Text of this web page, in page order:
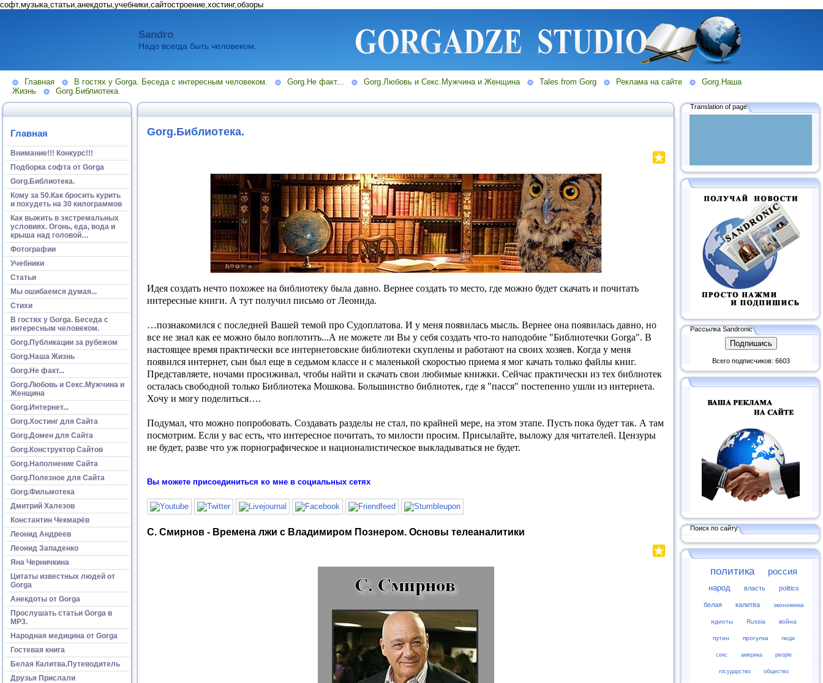
софт,музыка,статьи,анекдоты,учебники,сайтостроение,хостинг,обзоры
Sandro
Надо всегда быть человеком.
Главная В гостях у Gorga. Беседа с интересным человеком. Gorg.Не факт... Gorg.Любовь и Секс.Мужчина и Женщина Tales from Gorg Реклама на сайте
Gorg.Наша
Жизнь
Gorg.Библиотека.
Главная
Внимание!!! Конкурс!!!
Подборка софта от Gorga
Gorg.Библиотека.
Кому за 50.Как бросить курить
и похудеть на 30 килограммов
Как выжить в экстремальных
условиях. Огонь, еда, вода и
крыша над головой…
Фотографии
Учебники
Статьи
Мы ошибаемся думая...
Стихи
В гостях у Gorga. Беседа с
интересным человеком.
Gorg.Публикации за рубежом
Gorg.Наша Жизнь
Gorg.Не факт...
Gorg.Любовь и Секс.Мужчина и
Женщина
Gorg.Интернет...
Gorg.Хостинг для Сайта
Gorg.Домен для Сайта
Gorg.Конструктор Сайтов
Gorg.Наполнение Сайта
Gorg.Полезное для Сайта
Gorg.Фильмотека
Дмитрий Халезов
Константин Чекмарёв
Леонид Андреев
Леонид Западенко
Яна Черничкина
Цитаты известных людей от
Gorga
Анекдоты от Gorga
Прослушать статьи Gorga в
МР3.
Народная медицина от Gorga
Гостевая книга
Белая Калитва.Путеводитель
Друзья Прислали
Gorg.Библиотека.
Идея создать нечто похожее на библиотеку была давно. Вернее создать то место, где можно будет скачать и почитать
интересные книги. А тут получил письмо от Леонида.
…познакомился с последней Вашей темой про Судоплатова. И у меня появилась мысль. Вернее она появилась давно, но
все не знал как ее можно было воплотить...А не можете ли Вы у себя создать что-то наподобие "Библиотечки Gorga". В
настоящее время практически все интернетовские библиотеки скуплены и работают на своих хозяев. Когда у меня
появился интернет, сын был еще в седьмом классе и с маленькой скоростью приема я мог качать только файлы книг.
Представляете, ночами просиживал, чтобы найти и скачать свои любимые книжки. Сейчас практически из тех библиотек
осталась свободной только Библиотека Мошкова. Большинство библиотек, где я "пасся" постепенно ушли из интернета.
Хочу и могу поделиться….
Подумал, что можно попробовать. Создавать разделы не стал, по крайней мере, на этом этапе. Пусть пока будет так. А там
посмотрим. Если у вас есть, что интересное почитать, то милости просим. Присылайте, выложу для читателей. Цензуры
не будет, разве что уж порнографическое и националистическое выкладываться не будет.
Вы можете присоединиться ко мне в социальных сетях
С. Смирнов - Времена лжи с Владимиром Познером. Основы телеаналитики
Translation of page
Рассылка Sandronic
Всего подписчиков: 6603
Поиск по сайту
политика россия
народ власть politics
белая калитва экономика
идиоты Russia война
путин прогулка люди
секс америка people
государство общество